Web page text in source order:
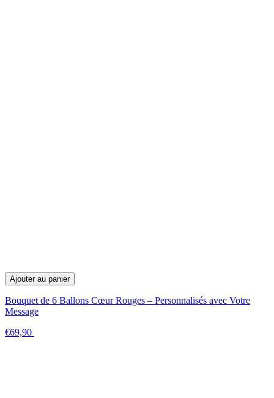
Ajouter au panier
Bouquet de 6 Ballons Cœur Rouges – Personnalisés avec Votre
Message
€69,90